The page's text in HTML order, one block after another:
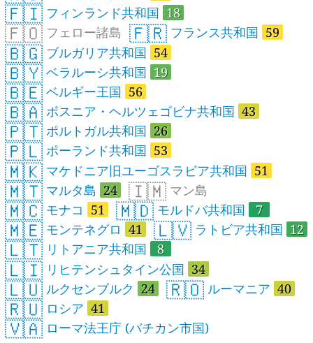
🇫🇮 フィンランド共和国 18
🇫🇴 フェロー諸島 🇫🇷 フランス共和国 59
🇧🇬 ブルガリア共和国 54
🇧🇾 ベラルーシ共和国 19
🇧🇪 ベルギー王国 56
🇧🇦 ボスニア・ヘルツェゴビナ共和国 43
🇵🇹 ポルトガル共和国 26
🇵🇱 ポーランド共和国 53
🇲🇰 マケドニア旧ユーゴスラビア共和国 51
🇲🇹 マルタ島 24 🇮🇲 マン島
🇲🇨 モナコ 51 🇲🇩 モルドバ共和国 7
🇲🇪 モンテネグロ 41 🇱🇻 ラトビア共和国 12
🇱🇹 リトアニア共和国 8
🇱🇮 リヒテンシュタイン公国 34
🇱🇺 ルクセンブルク 24 🇷🇴 ルーマニア 40
🇷🇺 ロシア 41
🇻🇦 ローマ法王庁 (バチカン市国)